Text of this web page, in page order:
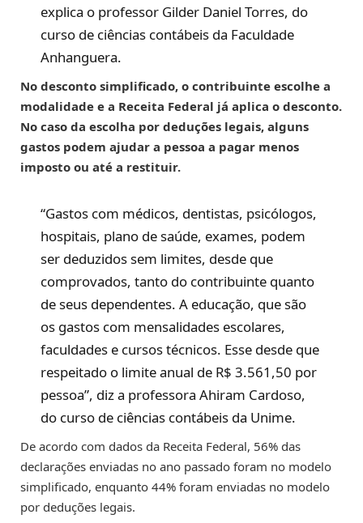
explica o professor Gilder Daniel Torres, do
curso de ciências contábeis da Faculdade
Anhanguera.
No desconto simplificado, o contribuinte escolhe a
modalidade e a Receita Federal já aplica o desconto.
No caso da escolha por deduções legais, alguns
gastos podem ajudar a pessoa a pagar menos
imposto ou até a restituir.
“Gastos com médicos, dentistas, psicólogos,
hospitais, plano de saúde, exames, podem
ser deduzidos sem limites, desde que
comprovados, tanto do contribuinte quanto
de seus dependentes. A educação, que são
os gastos com mensalidades escolares,
faculdades e cursos técnicos. Esse desde que
respeitado o limite anual de R$ 3.561,50 por
pessoa”, diz a professora Ahiram Cardoso,
do curso de ciências contábeis da Unime.
De acordo com dados da Receita Federal, 56% das
declarações enviadas no ano passado foram no modelo
simplificado, enquanto 44% foram enviadas no modelo
por deduções legais.